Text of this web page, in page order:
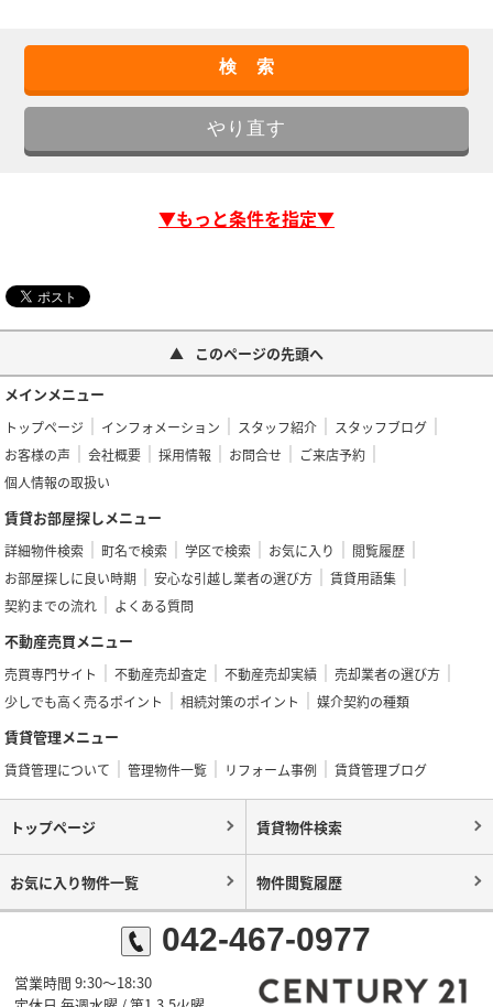
▼もっと条件を指定▼
このページの先頭へ
メインメニュー
トップページ インフォメーション スタッフ紹介
スタッフブログ
お客様の声
会社概要 採用情報 お問合せ
ご来店予約
個人情報の取扱い
賃貸お部屋探しメニュー
詳細物件検索 町名で検索 学区で検索 お気に入り
閲覧履歴
お部屋探しに良い時期
安心な引越し業者の選び方
賃貸用語集
契約までの流れ
よくある質問
不動産売買メニュー
売買専門サイト 不動産売却査定 不動産売却実績
売却業者の選び方
少しでも高く売るポイント
相続対策のポイント 媒介契約の種類
賃貸管理メニュー
賃貸管理について 管理物件一覧 リフォーム事例 賃貸管理ブログ
トップページ 賃貸物件検索
お気に入り物件一覧 物件閲覧履歴
042-467-0977
営業時間 9:30～18:30